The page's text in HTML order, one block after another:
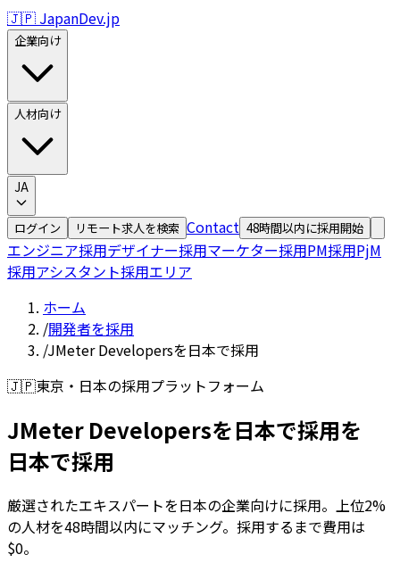
🇯🇵 JapanDev.jp
企業向け
人材向け
JA
ログイン リモート求人を検索 Contact 48時間以内に採用開始
エンジニア採用デザイナー採用マーケター採用PM採用PjM
採用アシスタント採用エリア
ホーム
/開発者を採用
/JMeter Developersを日本で採用
🇯🇵東京・日本の採用プラットフォーム
JMeter Developersを日本で採用を
日本で採用
厳選されたエキスパートを日本の企業向けに採用。上位2%
の人材を48時間以内にマッチング。採用するまで費用は
$0。